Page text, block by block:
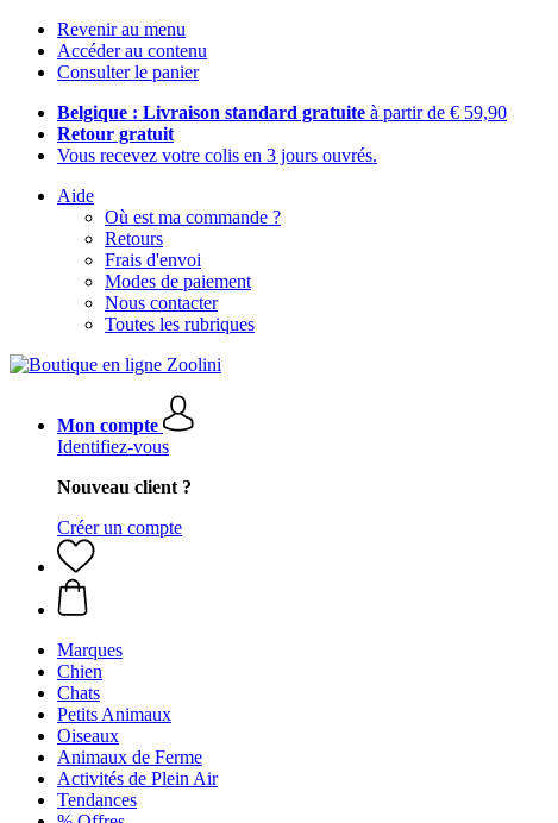
Revenir au menu
Accéder au contenu
Consulter le panier
Belgique : Livraison standard gratuite à partir de € 59,90
Retour gratuit
Vous recevez votre colis en 3 jours ouvrés.
Aide
Où est ma commande ?
Retours
Frais d'envoi
Modes de paiement
Nous contacter
Toutes les rubriques
Mon compte
Identifiez-vous
Nouveau client ?
Créer un compte
Marques
Chien
Chats
Petits Animaux
Oiseaux
Animaux de Ferme
Activités de Plein Air
Tendances